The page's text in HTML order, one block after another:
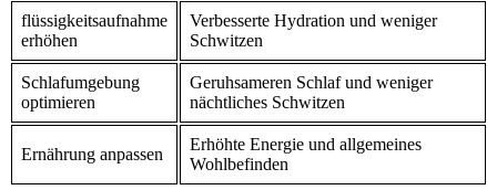
flüssigkeitsaufnahme
erhöhen
Verbesserte Hydration und ⁢weniger
Schwitzen
Schlafumgebung
optimieren
Geruhsameren Schlaf und weniger
nächtliches Schwitzen
Ernährung anpassen
Erhöhte Energie​ und allgemeines
Wohlbefinden